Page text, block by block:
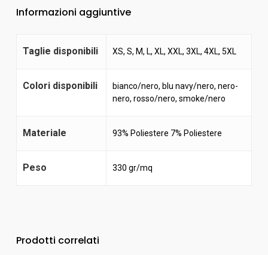
Informazioni aggiuntive
Taglie disponibili XS, S, M, L, XL, XXL, 3XL, 4XL, 5XL
Colori disponibili bianco/nero, blu navy/nero, nero-
nero, rosso/nero, smoke/nero
Materiale 93% Poliestere 7% Poliestere
Peso 330 gr/mq
Prodotti correlati